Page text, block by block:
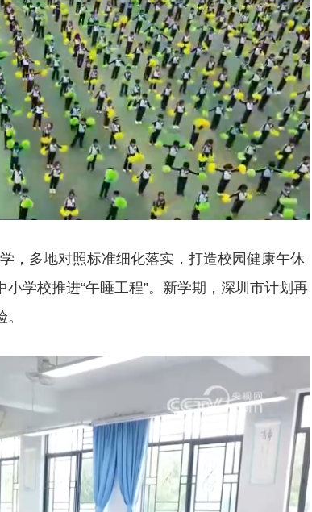
，多地对照标准细化落实，打造校园健康午休
学校推进“午睡工程”。新学期，深圳市计划再